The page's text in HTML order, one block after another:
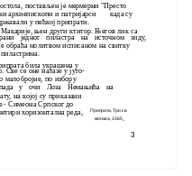
3
постављен је мермерни "Престо
архиепископи и патријарси када су
у пећкој припрати.
њен други ктитор. Његов лик са
једног пиластра на источном зиду,
обраћа молитвом исписаном на свитку
била украшена у
Све се оне налазе у југо-
малобројне, по избору
у очи Лоза Немањића на
на којој су приказани
- Симеона Српског до
хоризонтална реда,
Припрата, Три св.
монаха, 1565